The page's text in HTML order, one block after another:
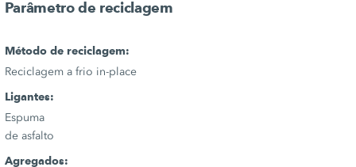
Parâmetro de reciclagem
Método de reciclagem:
Reciclagem a frio in-place
Ligantes:
Espuma
de asfalto
Agregados: